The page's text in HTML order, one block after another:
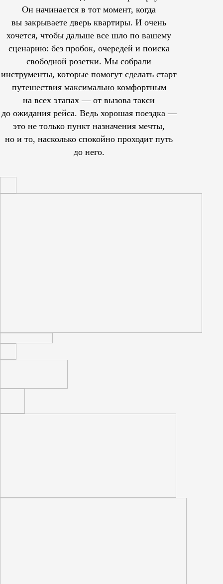
Он начинается в тот момент, когда
вы закрываете дверь квартиры. И очень
хочется, чтобы дальше все шло по вашему
сценарию: без пробок, очередей и поиска
свободной розетки. Мы собрали
инструменты, которые помогут сделать старт
путешествия максимально комфортным
на всех этапах — от вызова такси
до ожидания рейса. Ведь хорошая поездка —
это не только пункт назначения мечты,
но и то, насколько спокойно проходит путь
до него.